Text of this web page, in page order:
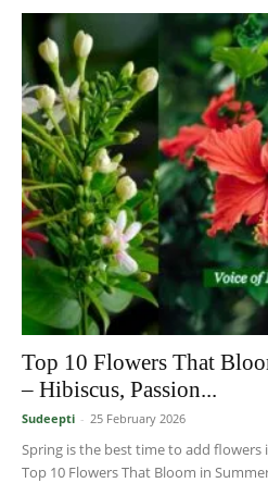
Top 10 Flowers That
– Hibiscus, Passion...
Sudeepti - 25 February 2026
Spring is the best time to add flowers
Top 10 Flowers That Bloom in